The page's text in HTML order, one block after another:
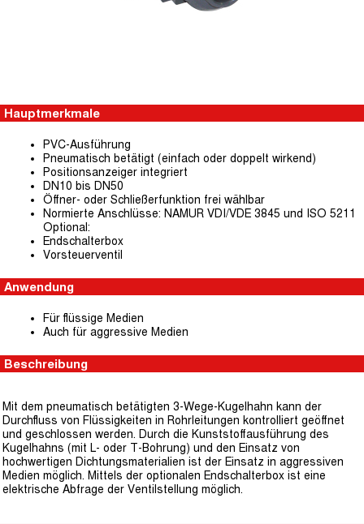
Hauptmerkmale
PVC-Ausführung
Pneumatisch betätigt (einfach oder doppelt wirkend)
Positionsanzeiger integriert
DN10 bis DN50
Öffner- oder Schließerfunktion frei wählbar
Normierte Anschlüsse: NAMUR VDI/VDE 3845 und ISO 5211
Optional:
Endschalterbox
Vorsteuerventil
Anwendung
Für flüssige Medien
Auch für aggressive Medien
Beschreibung
Mit dem pneumatisch betätigten 3-Wege-Kugelhahn kann der
Durchfluss von Flüssigkeiten in Rohrleitungen kontrolliert geöffnet
und geschlossen werden. Durch die Kunststoffausführung des
Kugelhahns (mit L- oder T-Bohrung) und den Einsatz von
hochwertigen Dichtungsmaterialien ist der Einsatz in aggressiven
Medien möglich. Mittels der optionalen Endschalterbox ist eine
elektrische Abfrage der Ventilstellung möglich.